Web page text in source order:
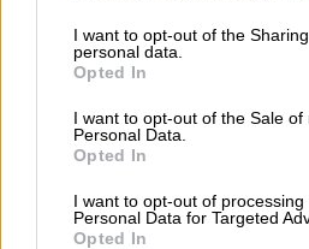
not limited to your visit or usage
grant or deny consent to Google
use your data for below specified
consent section.
I want to opt-out of the
personal data.
Opted In
I want to opt-out of the Sale of
Personal Data.
Opted In
I want to opt-out of processing
Personal Data for Targeted
Opted In
Οικονομία|20.11.2021 09:08
Τέλη κυκλοφορίας
Κόσμος|20.11.2021 09:18
Εξαφάνιση Πενγκ
εμφανιστεί σύντομα»